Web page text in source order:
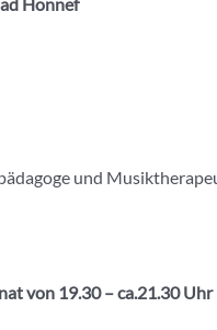
und
von 19.30 – ca.21.30 Uhr